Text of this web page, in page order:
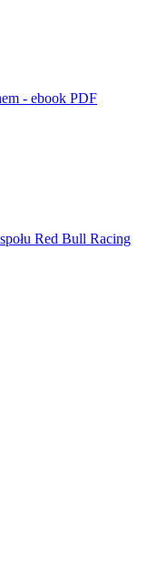
- ebook PDF
Red Bull Racing